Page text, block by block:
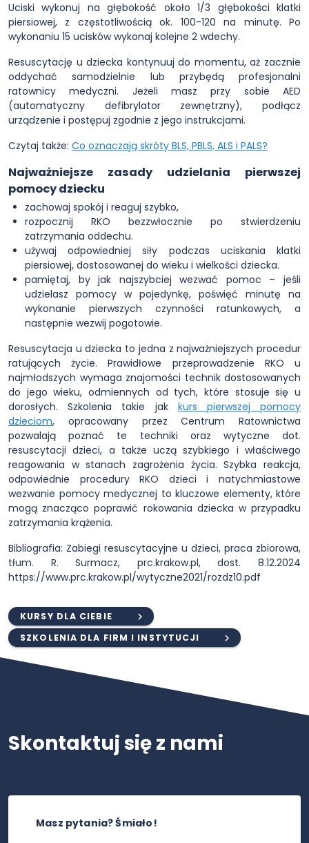
Uciski wykonuj na głębokość około 1/3 głębokości klatki
piersiowej, z częstotliwością ok. 100-120 na minutę. Po
wykonaniu 15 ucisków wykonaj kolejne 2 wdechy.
Resuscytację u dziecka kontynuuj do momentu, aż zacznie
oddychać samodzielnie lub przybędą profesjonalni
ratownicy medyczni. Jeżeli masz przy sobie AED
(automatyczny defibrylator zewnętrzny), podłącz
urządzenie i postępuj zgodnie z jego instrukcjami.
Czytaj także: Co oznaczają skróty BLS, PBLS, ALS i PALS?
Najważniejsze zasady udzielania pierwszej
pomocy dziecku
zachowaj spokój i reaguj szybko,
rozpocznij RKO bezzwłocznie po stwierdzeniu
zatrzymania oddechu.
używaj odpowiedniej siły podczas uciskania klatki
piersiowej, dostosowanej do wieku i wielkości dziecka.
pamiętaj, by jak najszybciej wezwać pomoc – jeśli
udzielasz pomocy w pojedynkę, poświęć minutę na
wykonanie pierwszych czynności ratunkowych, a
następnie wezwij pogotowie.
Resuscytacja u dziecka to jedna z najważniejszych procedur
ratujących życie. Prawidłowe przeprowadzenie RKO u
najmłodszych wymaga znajomości technik dostosowanych
do jego wieku, odmiennych od tych, które stosuje się u
dorosłych. Szkolenia takie jak kurs pierwszej pomocy
dzieciom, opracowany przez Centrum Ratownictwa
pozwalają poznać te techniki oraz wytyczne dot.
resuscytacji dzieci, a także uczą szybkiego i właściwego
reagowania w stanach zagrożenia życia. Szybka reakcja,
odpowiednie procedury RKO dzieci i natychmiastowe
wezwanie pomocy medycznej to kluczowe elementy, które
mogą znacząco poprawić rokowania dziecka w przypadku
zatrzymania krążenia.
Bibliografia: Zabiegi resuscytacyjne u dzieci, praca zbiorowa,
tłum. R. Surmacz, prc.krakow.pl, dost. 8.12.2024
https://www.prc.krakow.pl/wytyczne2021/rozdz10.pdf
KURSY DLA CIEBIE
SZKOLENIA DLA FIRM I INSTYTUCJI
Skontaktuj się z nami
Masz pytania? Śmiało!